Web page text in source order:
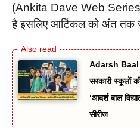
(Ankita Dave Web
है इसलिए आर्टिकल को अंत तक
Adarsh
सरकारी स्कूलों
‘आदर्श बाल
सीरीज